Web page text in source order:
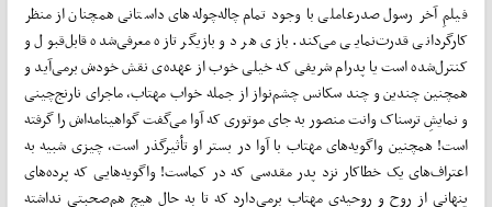
فیلمِ آخر رسول صدرعاملی با وجود تمام چاله‌چوله‌های داستانی همچنان از منظر
کارگردانی قدرت‌نمایی می‌کند. بازی هر دو بازیگر تازه معرفی‌شده قابل‌قبول و
کنترل‌شده است یا پدرام شریفی که خیلی خوب از عهده‌ی نقش خودش برمی‌آید و
همچنین چندین و چند سکانس چشم‌نواز از جمله خواب مهتاب، ماجرای نارنج‌چینی
و نمایشِ ترسناک وانت منصور به جای موتوری که آوا می‌گفت گواهینامه‌اش را گرفته
است! همچنین واگویه‌های مهتاب با آوا در بستر او تأثیرگذر است، چیزی شبیه به
اعتراف‌های یک خطاکار نزد پدر مقدسی که در کماست! واگویه‌هایی که پرده‌های
پنهانی از روح و روحیه‌ی مهتاب برمی‌دارد که تا به حال هیچ هم‌صحبتی نداشته